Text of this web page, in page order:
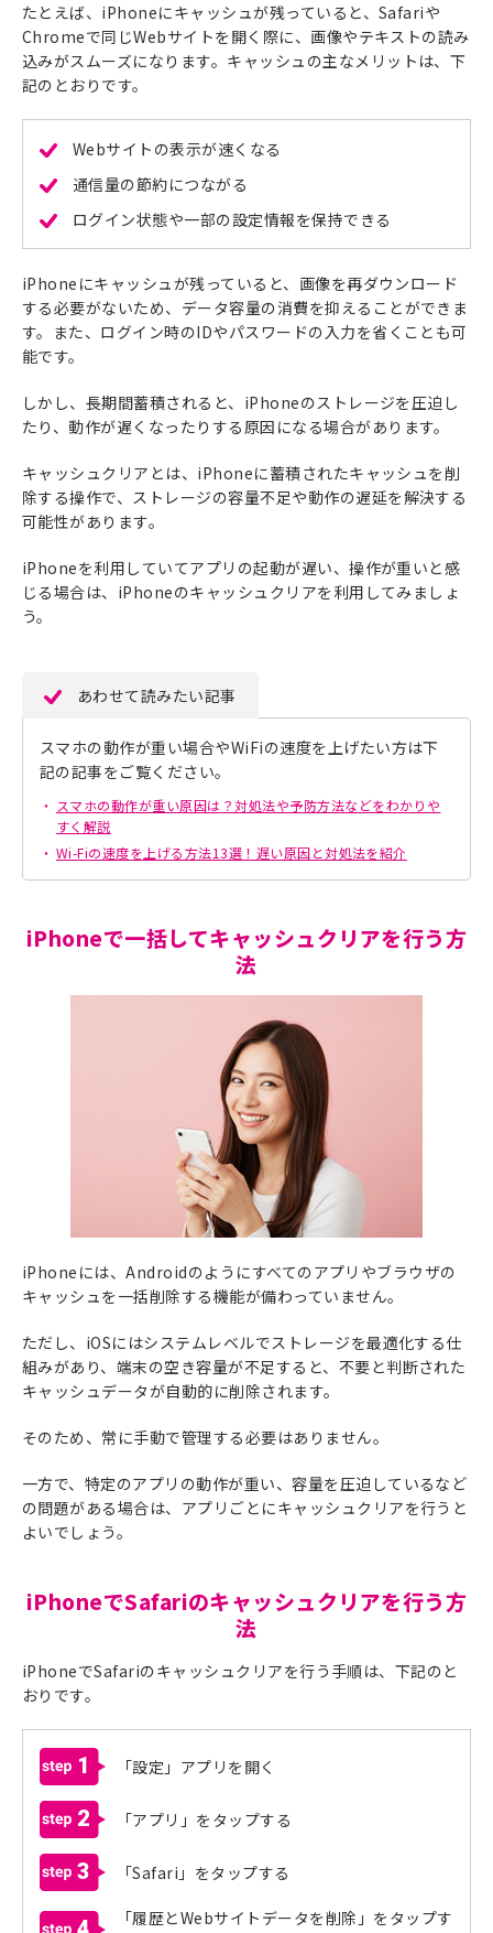
たとえば、iPhoneにキャッシュが残っていると、Safariや
Chromeで同じWebサイトを開く際に、画像やテキストの読み
込みがスムーズになります。キャッシュの主なメリットは、下
記のとおりです。
Webサイトの表示が速くなる
通信量の節約につながる
ログイン状態や一部の設定情報を保持できる
iPhoneにキャッシュが残っていると、画像を再ダウンロード
する必要がないため、データ容量の消費を抑えることができま
す。また、ログイン時のIDやパスワードの入力を省くことも可
能です。
しかし、長期間蓄積されると、iPhoneのストレージを圧迫し
たり、動作が遅くなったりする原因になる場合があります。
キャッシュクリアとは、iPhoneに蓄積されたキャッシュを削
除する操作で、ストレージの容量不足や動作の遅延を解決する
可能性があります。
iPhoneを利用していてアプリの起動が遅い、操作が重いと感
じる場合は、iPhoneのキャッシュクリアを利用してみましょ
う。
あわせて読みたい記事
スマホの動作が重い場合やWiFiの速度を上げたい方は下
記の記事をご覧ください。
スマホの動作が重い原因は？対処法や予防方法などをわかりや
すく解説
Wi-Fiの速度を上げる方法13選！遅い原因と対処法を紹介
iPhoneで一括してキャッシュクリアを行う方
法
iPhoneには、Androidのようにすべてのアプリやブラウザの
キャッシュを一括削除する機能が備わっていません。
ただし、iOSにはシステムレベルでストレージを最適化する仕
組みがあり、端末の空き容量が不足すると、不要と判断された
キャッシュデータが自動的に削除されます。
そのため、常に手動で管理する必要はありません。
一方で、特定のアプリの動作が重い、容量を圧迫しているなど
の問題がある場合は、アプリごとにキャッシュクリアを行うと
よいでしょう。
iPhoneでSafariのキャッシュクリアを行う方
法
iPhoneでSafariのキャッシュクリアを行う手順は、下記のと
おりです。
1 「設定」アプリを開く
2 「アプリ」をタップする
3 「Safari」をタップする
「履歴とWebサイトデータを削除」をタップす